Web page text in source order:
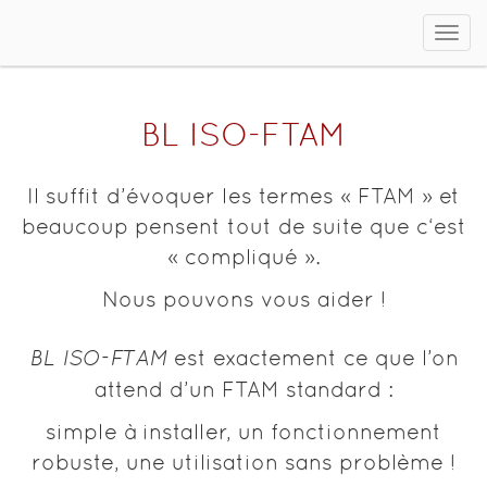
BL ISO-FTAM
Il suffit d’évoquer les termes « FTAM » et
beaucoup pensent tout de suite que c‘est
« compliqué ».
Nous pouvons vous aider !
BL ISO-FTAMest exactement ce que l’on
attend d’un FTAM standard :
simple à installer, un fonctionnement
robuste, une utilisation sans problème !